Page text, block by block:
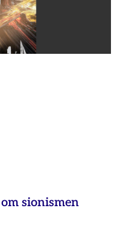
sionismen